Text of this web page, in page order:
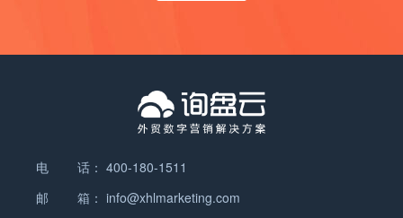
电 话： 400-180-1511
邮 箱： info@xhlmarketing.com